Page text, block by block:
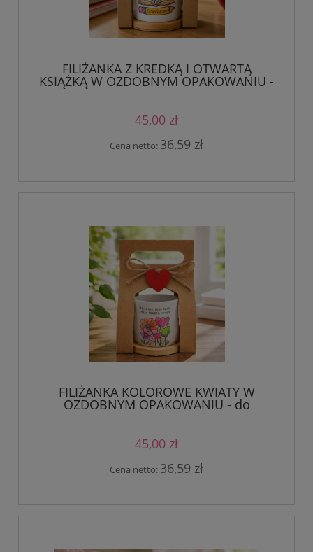
FILIŻANKA Z KREDKĄ I OTWARTĄ
KSIĄŻKĄ W OZDOBNYM OPAKOWANIU -
45,00 zł
Cena netto: 36,59 zł
FILIŻANKA KOLOROWE KWIATY W
OZDOBNYM OPAKOWANIU - do
45,00 zł
Cena netto: 36,59 zł